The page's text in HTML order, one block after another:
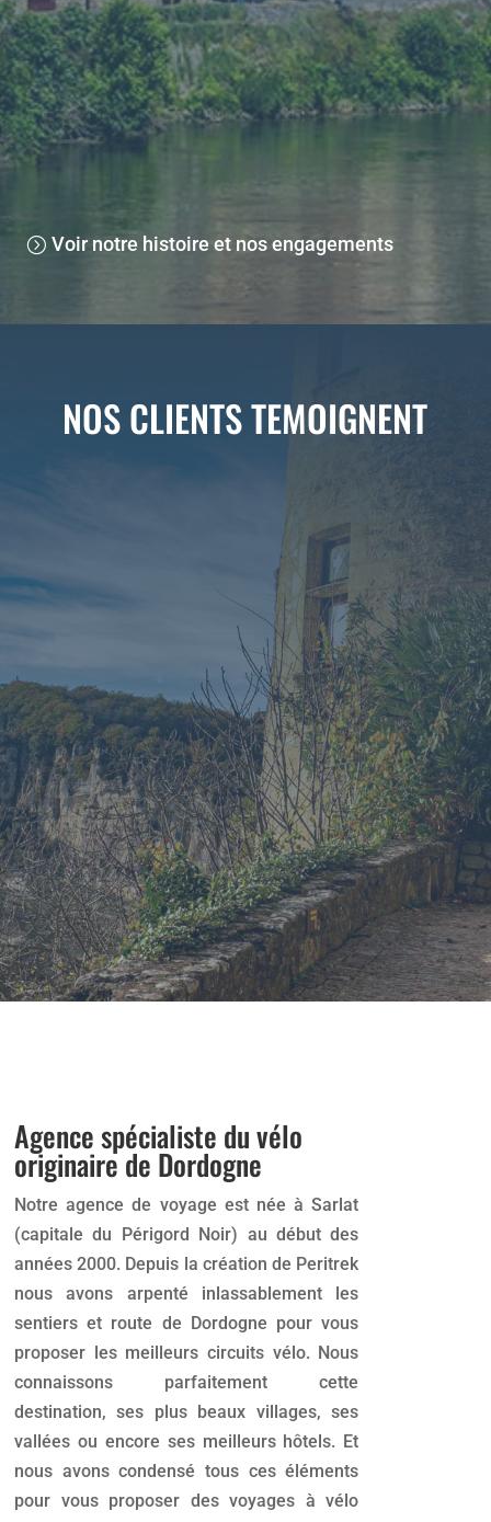
Crée en 2001 au cœur du Périgord, notre agence
proposait dans un premier temps des séjours VTT.
Aujourd’hui nous mettons à votre disposition une réelle
expertise sur les différentes activités et destinations que
Voir notre histoire et nos engagements
NOS CLIENTS TEMOIGNENT
Agence spécialiste du vélo
originaire de Dordogne
Notre agence de voyage est née à Sarlat
(capitale du Périgord Noir) au début des
années 2000. Depuis la création de Peritrek
nous avons arpenté inlassablement les
sentiers et route de Dordogne pour vous
proposer les meilleurs circuits vélo. Nous
connaissons parfaitement cette
destination, ses plus beaux villages, ses
vallées ou encore ses meilleurs hôtels. Et
nous avons condensé tous ces éléments
pour vous proposer des voyages à vélo